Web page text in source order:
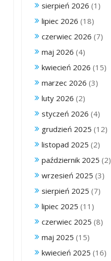
sierpień 2026 (1)
lipiec 2026 (18)
czerwiec 2026 (7)
maj 2026 (4)
kwiecień 2026 (15)
marzec 2026 (3)
luty 2026 (2)
styczeń 2026 (4)
grudzień 2025 (12)
listopad 2025 (2)
październik 2025 (2)
wrzesień 2025 (3)
sierpień 2025 (7)
lipiec 2025 (11)
czerwiec 2025 (8)
maj 2025 (15)
kwiecień 2025 (16)